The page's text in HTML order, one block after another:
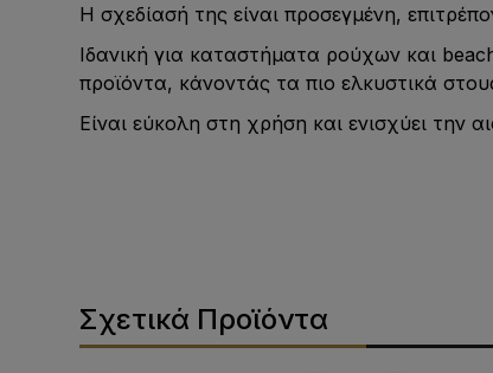
Η σχεδίασή της είναι προσεγμένη,
Ιδανική για καταστήματα ρούχων και
προϊόντα, κάνοντάς τα πιο ελκυστικά
Είναι εύκολη στη χρήση και ενισχύει την
Σχετικά Προϊόντα